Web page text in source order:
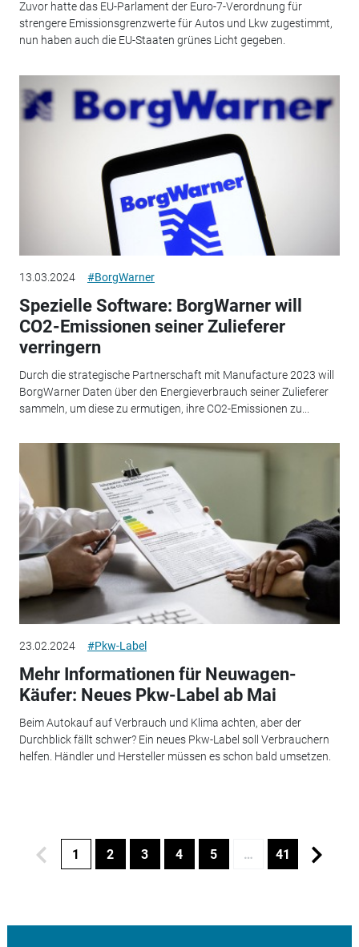
Zuvor hatte das EU-Parlament der Euro-7-Verordnung für
strengere Emissionsgrenzwerte für Autos und Lkw zugestimmt,
nun haben auch die EU-Staaten grünes Licht gegeben.
13.03.2024 #BorgWarner
Spezielle Software: BorgWarner will
CO2-Emissionen seiner Zulieferer
verringern
Durch die strategische Partnerschaft mit Manufacture 2023 will
BorgWarner Daten über den Energieverbrauch seiner Zulieferer
sammeln, um diese zu ermutigen, ihre CO2-Emissionen zu...
23.02.2024 #Pkw-Label
Mehr Informationen für Neuwagen-
Käufer: Neues Pkw-Label ab Mai
Beim Autokauf auf Verbrauch und Klima achten, aber der
Durchblick fällt schwer? Ein neues Pkw-Label soll Verbrauchern
helfen. Händler und Hersteller müssen es schon bald umsetzen.
1 2 3 4 5 … 41